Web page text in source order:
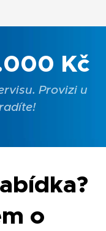
Kč
Provizi u
o